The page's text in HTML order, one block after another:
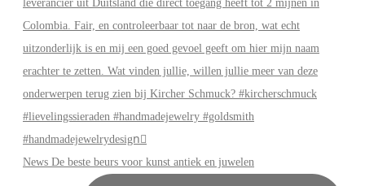
News De beste beurs voor kunst antiek en juwelen